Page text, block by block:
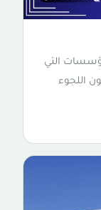
التي
اللجوء